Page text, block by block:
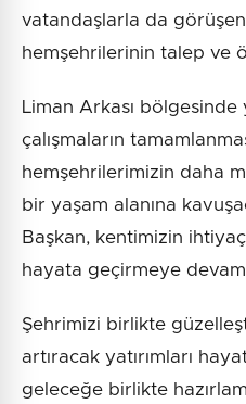
vatandaşlarla da
hemşehrilerinin talep ve
Liman Arkası
çalışmaların
hemşehrilerimizin daha
bir yaşam alanına
Başkan, kentimizin
hayata geçirmeye
Şehrimizi birlikte
artıracak yatırımları
geleceğe birlikte